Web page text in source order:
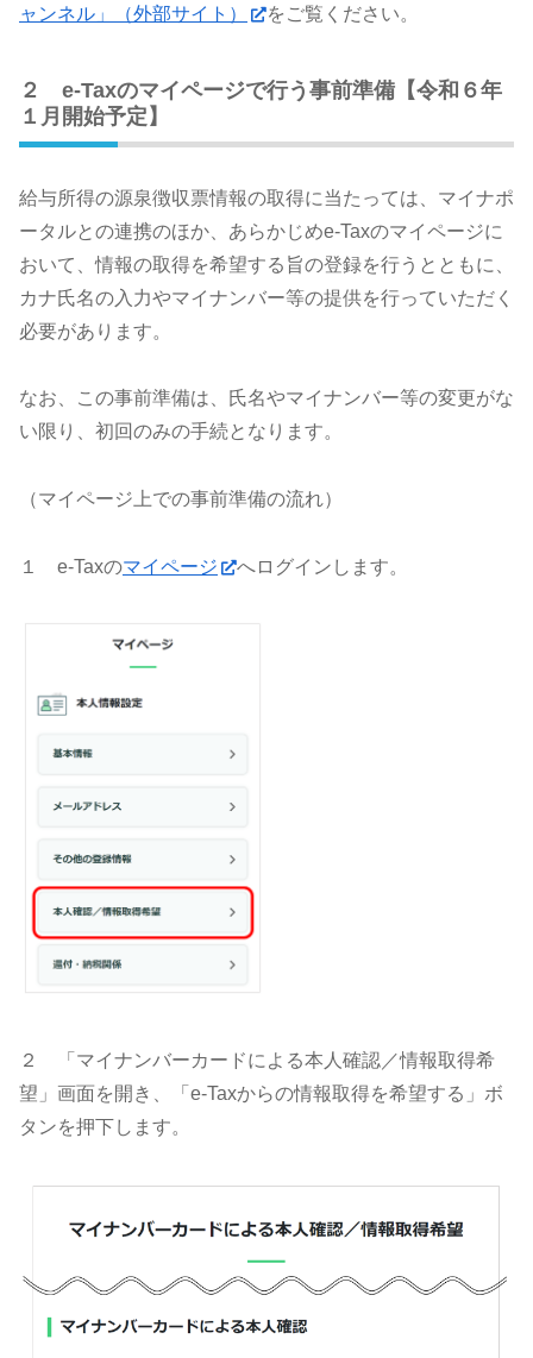
ャンネル」（外部サイト） をご覧ください。
２ e-Taxのマイページで行う事前準備【令和６年
１月開始予定】
給与所得の源泉徴収票情報の取得に当たっては、マイナポ
ータルとの連携のほか、あらかじめe-Taxのマイページに
おいて、情報の取得を希望する旨の登録を行うとともに、
カナ氏名の入力やマイナンバー等の提供を行っていただく
必要があります。
なお、この事前準備は、氏名やマイナンバー等の変更がな
い限り、初回のみの手続となります。
（マイページ上での事前準備の流れ）
１ e-Taxのマイページ へログインします。
２ 「マイナンバーカードによる本人確認／情報取得希
望」画面を開き、「e-Taxからの情報取得を希望する」ボ
タンを押下します。